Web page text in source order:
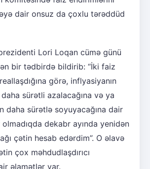
dair onsuz da çoxlu tərəddüd
Lori Loqan cümə günü
bir tədbirdə bildirib: “İki faiz
görə, inflyasiyanın
sürətli azalacağına və ya
daha sürətlə soyuyacağına dair
dekabr ayında yenidən
çətin hesab edərdim”. O əlavə
çox məhdudlaşdırıcı
əlamətlər var.